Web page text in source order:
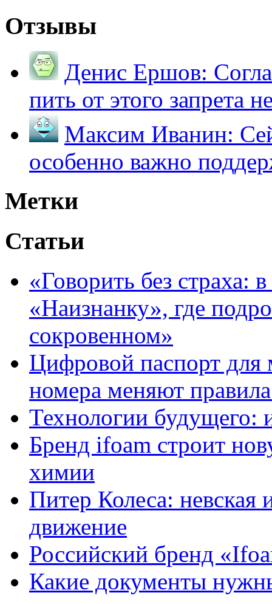
Отзывы
Денис Ершов:
пить от этого запрета
Максим Иванин:
особенно важно
Метки
Статьи
«Говорить без страха:
«Наизнанку», где
сокровенном»
Цифровой паспорт для
номера меняют
Технологии будущего:
Бренд ifoam строит
химии
Питер Колеса: невская
движение
Российский бренд
Какие документы